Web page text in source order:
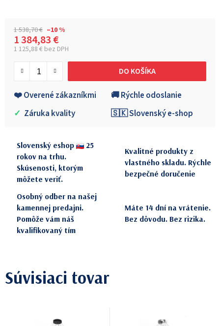
1 538,70 € –10 %
1 384,83 €
1 125,88 € bez DPH
DO KOŠÍKA
❤️ Overené zákazníkmi
🚚 Rýchle odoslanie
✓ Záruka kvality 🇸🇰 Slovenský e-shop
Slovenský eshop
25
rokov na trhu.
Skúsenosti, ktorým
môžete veriť.
Kvalitné produkty z
vlastného skladu. Rýchle
bezpečné doručenie
Osobný odber na našej
kamennej predajni.
Pomôže vám náš
kvalifikovaný tím
Máte 14 dní na vrátenie.
Bez dôvodu. Bez rizika.
Súvisiaci tovar